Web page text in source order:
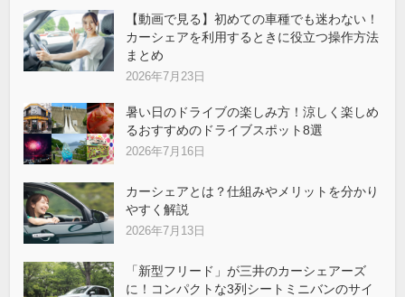
【動画で見る】初めての車種でも迷わない！
カーシェアを利用するときに役立つ操作方法
まとめ
2026年7月23日
暑い日のドライブの楽しみ方！涼しく楽しめ
るおすすめのドライブスポット8選
2026年7月16日
カーシェアとは？仕組みやメリットを分かり
やすく解説
2026年7月13日
「新型フリード」が三井のカーシェアーズ
に！コンパクトな3列シートミニバンのサイ